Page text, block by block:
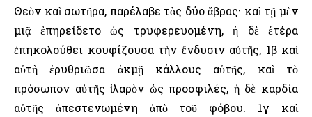
Θεὸν καὶ σωτῆρα, παρέλαβε τὰς δύο ἅβρας· καὶ τῇ μὲν
μιᾷ ἐπηρείδετο ὡς τρυφερευομένη, ἡ δὲ ἑτέρα
ἐπηκολούθει κουφίζουσα τὴν ἔνδυσιν αὐτῆς, 1β καὶ
αὐτὴ ἐρυθριῶσα ἀκμῇ κάλλους αὐτῆς, καὶ τὸ
πρόσωπον αὐτῆς ἱλαρὸν ὡς προσφιλές, ἡ δὲ καρδία
αὐτῆς ἀπεστενωμένη ἀπὸ τοῦ φόβου. 1γ καὶ